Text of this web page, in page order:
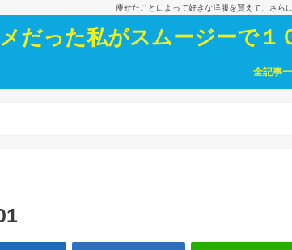
痩せたことによって好きな洋服を買えて、さら
だった私がスムージーで
全記事